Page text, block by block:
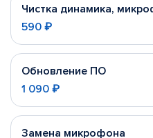
Чистка динамика,
590 ₽
Обновление ПО
1 090 ₽
Замена микрофона